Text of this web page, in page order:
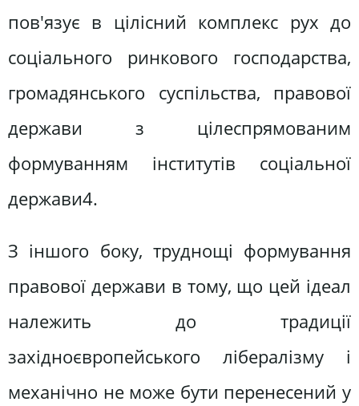
пов'язує в цілісний комплекс рух до
соціального ринкового господарства,
громадянського суспільства, правової
держави з цілеспрямованим
формуванням інститутів соціальної
держави4.
З іншого боку, труднощі формування
правової держави в тому, що цей ідеал
належить до традиції
західноєвропейського лібералізму і
механічно не може бути перенесений у